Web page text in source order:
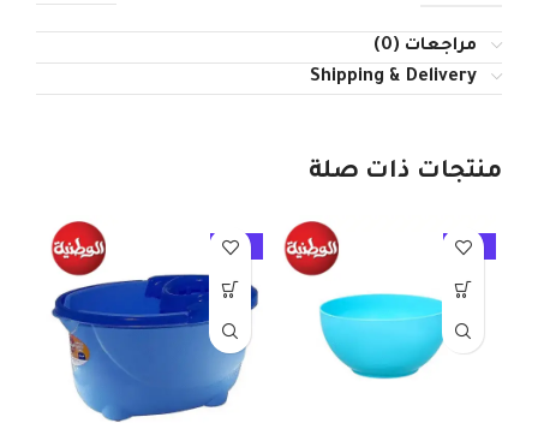
مراجعات (0)
Shipping & Delivery
منتجات ذات صلة
-10%
-10%